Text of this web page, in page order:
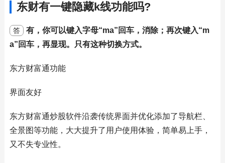
东财有一键隐藏k线功能吗?
答
有，你可以键入字母“ma”回车，消除；再次键入“m
a”回车，再显现。只有这种切换方式。
东方财富通功能
界面友好
东方财富通炒股软件沿袭传统界面并优化添加了导航栏、
全景图等功能，大大提升了用户使用体验，简单易上手，
又不失专业性。